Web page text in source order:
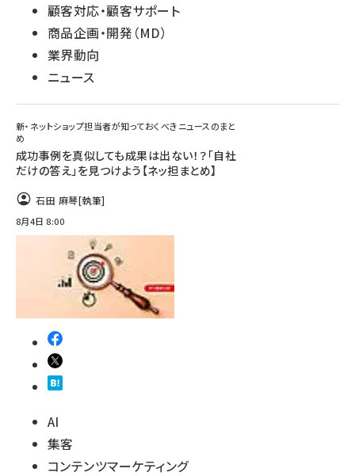
顧客対応・顧客サポート
商品企画・開発（MD）
業界動向
ニュース
新・ネットショップ担当者が知っておくべきニュースのまと
め
成功事例を真似しても成果は出ない！？「自社
だけの答え」を見つけよう【ネッ担まとめ】
石田 麻琴[執筆]
8月4日 8:00
AI
集客
コンテンツマーケティング